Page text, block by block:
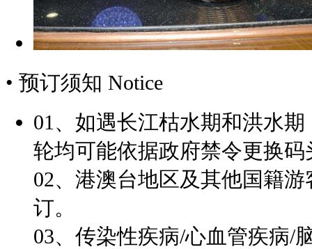
• 预订须知 Notice
01、如遇长江枯水期和洪水
轮均可能依据政府禁令更换
02、港澳台地区及其他国籍
订。
03、传染性疾病/心血管疾病/